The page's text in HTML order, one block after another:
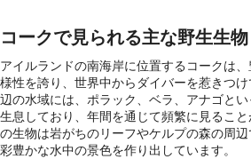
コークで見られる主な野生生物
アイルランドの南海岸に位置するコークは
様性を誇り、世界中からダイバーを惹きつ
辺の水域には、ポラック、ベラ、アナゴと
生息しており、年間を通じて頻繁に見るこ
の生物は岩がちのリーフやケルプの森の周
彩豊かな水中の景色を作り出しています。
パーソナライズ広告の選択のためにプロ
ルを利用する
コンテンツをパーソナライズするため
ァイルを作成する
パーソナライズコンテンツの選択のた
ファイルを利用する